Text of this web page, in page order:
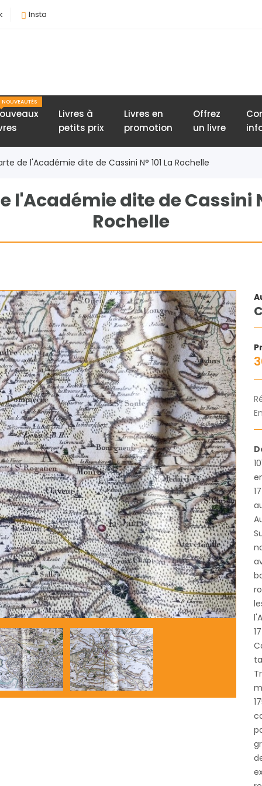
Insta
NOUVEAUTÉS
Livres à
petits prix
Livres en
promotion
Offrez
un livre
de l'Académie dite de Cassini N° 101 La Rochelle
l'Académie dite de Cassini
Rochelle